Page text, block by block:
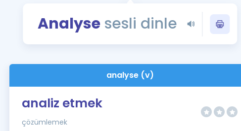
YDS - YÖKDİL
İngilizce Gramer
Analyse sesli dinle
analyse (v)
analiz etmek
çözümlemek